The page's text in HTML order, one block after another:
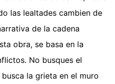
las lealtades cambien de
de la cadena
obra, se basa en la
No busques el
la grieta en el muro